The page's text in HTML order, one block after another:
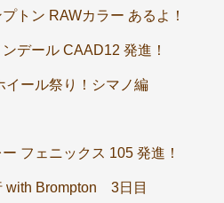
トン RAWカラー あるよ！
デール CAAD12 発進！
イール祭り！シマノ編
フェニックス 105 発進！
with Brompton 3日目